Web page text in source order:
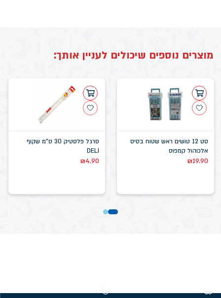
מוצרים נוספים שיכולים לעניין אותך:
סט 12 טושים ראש שטוח בסיס
אלכוהול קמפוס
₪19.90
סרגל פלסטיק 30 ס"מ שקוף
DELI
₪4.90